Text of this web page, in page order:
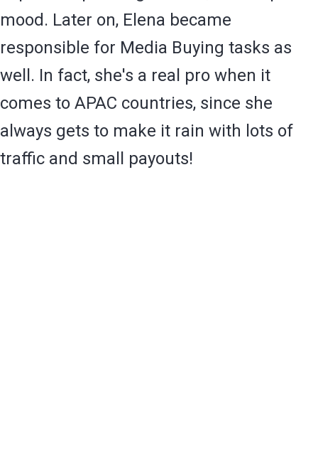
mood. Later on, Elena became
responsible for Media Buying tasks as
well. In fact, she's a real pro when it
comes to APAC countries, since she
always gets to make it rain with lots of
traffic and small payouts!